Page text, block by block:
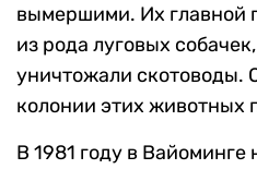
вымершими. Их главной
из рода луговых
уничтожали скотоводы.
колонии этих животных
В 1981 году в